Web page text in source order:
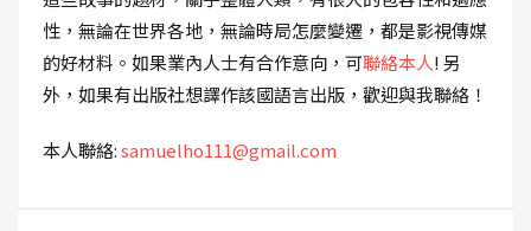
性，無論在世界各地，無論時局怎麼變遷，都是影視傳媒
的好材料。如果業內人士有合作意向，可聯絡本人! 另
外，如果有出版社想譯作該國語言出版，歡迎與我聯絡！
本人聯絡:samuelho111@gmail.com